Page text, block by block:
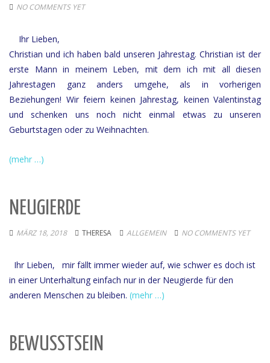
NO COMMENTS YET
Ihr Lieben,
Christian und ich haben bald unseren Jahrestag. Christian ist der
erste Mann in meinem Leben, mit dem ich mit all diesen
Jahrestagen ganz anders umgehe, als in vorherigen
Beziehungen! Wir feiern keinen Jahrestag, keinen Valentinstag
und schenken uns noch nicht einmal etwas zu unseren
Geburtstagen oder zu Weihnachten.
(mehr …)
NEUGIERDE
MÄRZ 18, 2018 THERESA ALLGEMEIN NO COMMENTS YET
Ihr Lieben, mir fällt immer wieder auf, wie schwer es doch ist
in einer Unterhaltung einfach nur in der Neugierde für den
anderen Menschen zu bleiben. (mehr …)
BEWUSSTSEIN